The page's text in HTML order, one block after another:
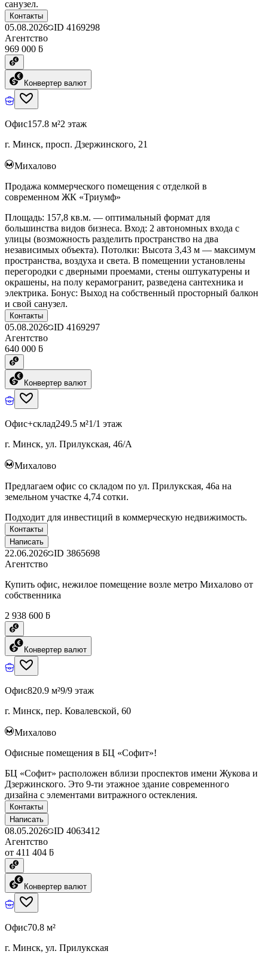
санузел.
Контакты
05.08.2026 ID 4169298
Агентство
969 000 ƃ
Конвертер валют
Офис157.8 м²2 этаж
г. Минск, просп. Дзержинского, 21
Михалово
Продажа коммерческого помещения с отделкой в
современном ЖК «Триумф»
Площадь: 157,8 кв.м. — оптимальный формат для
большинства видов бизнеса. Вход: 2 автономных входа с
улицы (возможность разделить пространство на два
независимых объекта). Потолки: Высота 3,43 м — максимум
пространства, воздуха и света. В помещении установлены
перегородки с дверными проемами, стены оштукатурены и
окрашены, на полу керамогранит, разведена сантехника и
электрика. Бонус: Выход на собственный просторный балкон
и свой санузел.
Контакты
05.08.2026 ID 4169297
Агентство
640 000 ƃ
Конвертер валют
Офис+склад249.5 м²1/1 этаж
г. Минск, ул. Прилукская, 46/А
Михалово
Предлагаем офис со складом по ул. Прилукская, 46а на
земельном участке 4,74 сотки.
Подходит для инвестиций в коммерческую недвижимость.
Контакты
Написать
22.06.2026 ID 3865698
Агентство
Купить офис, нежилое помещение возле метро Михалово от
собственника
2 938 600 ƃ
Конвертер валют
Офис820.9 м²9/9 этаж
г. Минск, пер. Ковалевской, 60
Михалово
Офисные помещения в БЦ «Софит»!
БЦ «Софит» расположен вблизи проспектов имени Жукова и
Дзержинского. Это 9-ти этажное здание современного
дизайна с элементами витражного остекления.
Контакты
Написать
08.05.2026 ID 4063412
Агентство
от 411 404 ƃ
Конвертер валют
Офис70.8 м²
г. Минск, ул. Прилукская